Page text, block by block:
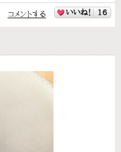
コメントする いいね！ 16